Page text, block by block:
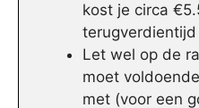
kost je circa
terugverdientijd
Let wel op de
moet
met (voor een